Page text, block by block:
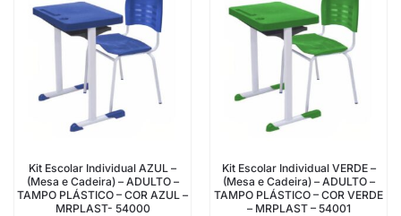
Kit Escolar Individual AZUL –
(Mesa e Cadeira) – ADULTO –
TAMPO PLÁSTICO – COR AZUL –
MRPLAST- 54000
Kit Escolar Individual VERDE –
(Mesa e Cadeira) – ADULTO –
TAMPO PLÁSTICO – COR VERDE
– MRPLAST – 54001